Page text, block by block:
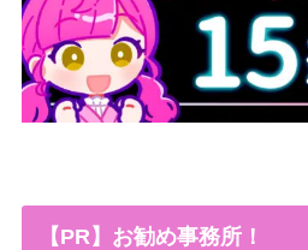
【PR】お勧め事務所！